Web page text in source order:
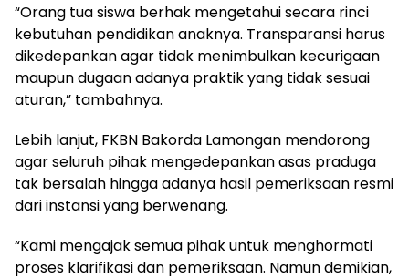
“Orang tua siswa berhak mengetahui secara rinci
kebutuhan pendidikan anaknya. Transparansi harus
dikedepankan agar tidak menimbulkan kecurigaan
maupun dugaan adanya praktik yang tidak sesuai
aturan,” tambahnya.
Lebih lanjut, FKBN Bakorda Lamongan mendorong
agar seluruh pihak mengedepankan asas praduga
tak bersalah hingga adanya hasil pemeriksaan resmi
dari instansi yang berwenang.
“Kami mengajak semua pihak untuk menghormati
proses klarifikasi dan pemeriksaan. Namun demikian,